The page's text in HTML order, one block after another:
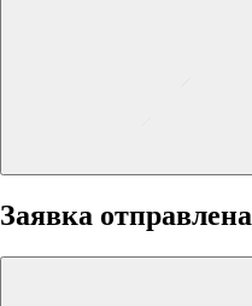
Заявка отправлена